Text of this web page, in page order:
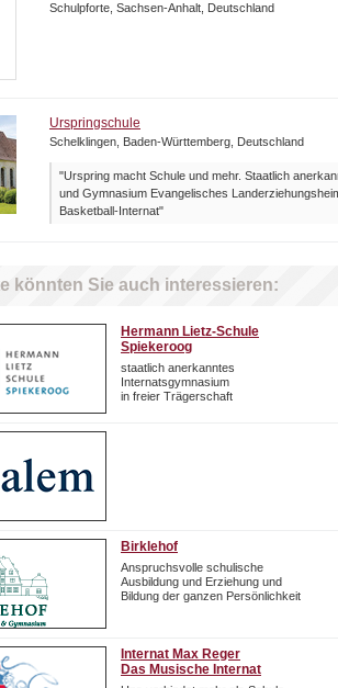
Schulpforte, Sachsen-Anhalt, Deutschland
Urspringschule
Schelklingen, Baden-Württemberg, Deutschland
"Urspring macht Schule und mehr. Staatlich
und Gymnasium Evangelisches
Basketball-Internat"
könnten Sie auch interessieren:
Hermann Lietz-Schule
Spiekeroog
staatlich anerkanntes
Internatsgymnasium
in freier Trägerschaft
Birklehof
Anspruchsvolle schulische
Ausbildung und Erziehung und
Bildung der ganzen Persönlichkeit
Internat Max Reger
Das Musische Internat